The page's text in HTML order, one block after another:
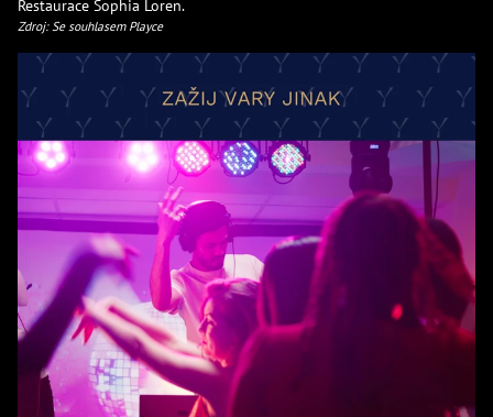
Restaurace Sophia Loren.
Zdroj: Se souhlasem Playce